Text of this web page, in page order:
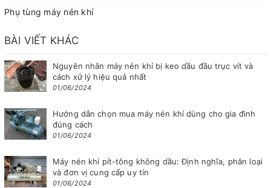
Phụ tùng máy nén khí
BÀI VIẾT KHÁC
Nguyên nhân máy nén khí bị keo dầu đầu trục vít và
cách xử lý hiệu quả nhất
01/06/2024
Hướng dẫn chọn mua máy nén khí dùng cho gia đình
đúng cách
01/06/2024
Máy nén khí pít-tông không dầu: Định nghĩa, phân loại
và đơn vị cung cấp uy tín
01/06/2024